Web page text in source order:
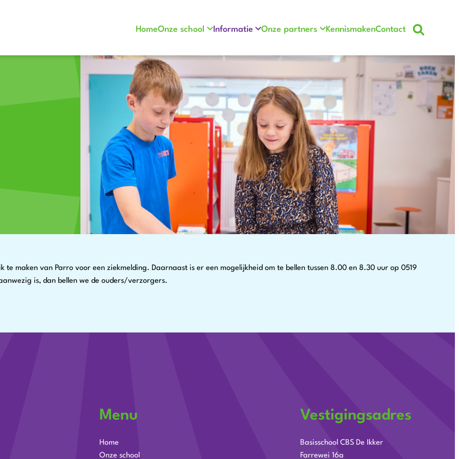
HomeOnze school Informatie Onze partners KennismakenContact
te maken van Parro voor een ziekmelding. Daarnaast is er een mogelijkheid om te bellen tussen 8.00 en 8.30 uur op 0519
is, dan bellen we de ouders/verzorgers.
Menu
Home
Onze school
Vestigingsadres
Basisschool CBS De Ikker
Farrewei 16a